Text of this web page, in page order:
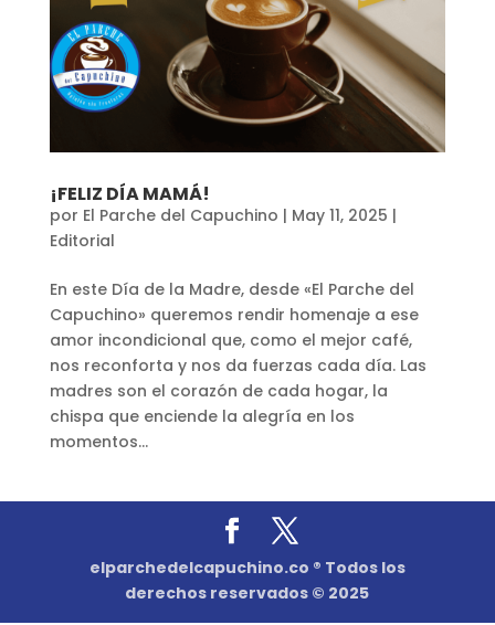
¡FELIZ DÍA MAMÁ!
por El Parche del Capuchino | May 11, 2025 |
Editorial
En este Día de la Madre, desde «El Parche del
Capuchino» queremos rendir homenaje a ese
amor incondicional que, como el mejor café,
nos reconforta y nos da fuerzas cada día. Las
madres son el corazón de cada hogar, la
chispa que enciende la alegría en los
momentos...
elparchedelcapuchino.co ® Todos los
derechos reservados © 2025